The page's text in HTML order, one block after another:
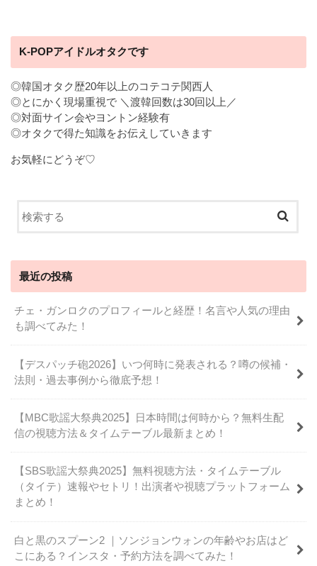
K-POPアイドルオタクです
◎韓国オタク歴20年以上のコテコテ関西人
◎とにかく現場重視で ＼渡韓回数は30回以上／
◎対面サイン会やヨントン経験有
◎オタクで得た知識をお伝えしていきます
お気軽にどうぞ♡
最近の投稿
チェ・ガンロクのプロフィールと経歴！名言や人気の理由
も調べてみた！
【デスパッチ砲2026】いつ何時に発表される？噂の候補・
法則・過去事例から徹底予想！
【MBC歌謡大祭典2025】日本時間は何時から？無料生配
信の視聴方法＆タイムテーブル最新まとめ！
【SBS歌謡大祭典2025】無料視聴方法・タイムテーブル
（タイテ）速報やセトリ！出演者や視聴プラットフォーム
まとめ！
白と黒のスプーン2 ｜ソンジョンウォンの年齢やお店はど
こにある？インスタ・予約方法を調べてみた！